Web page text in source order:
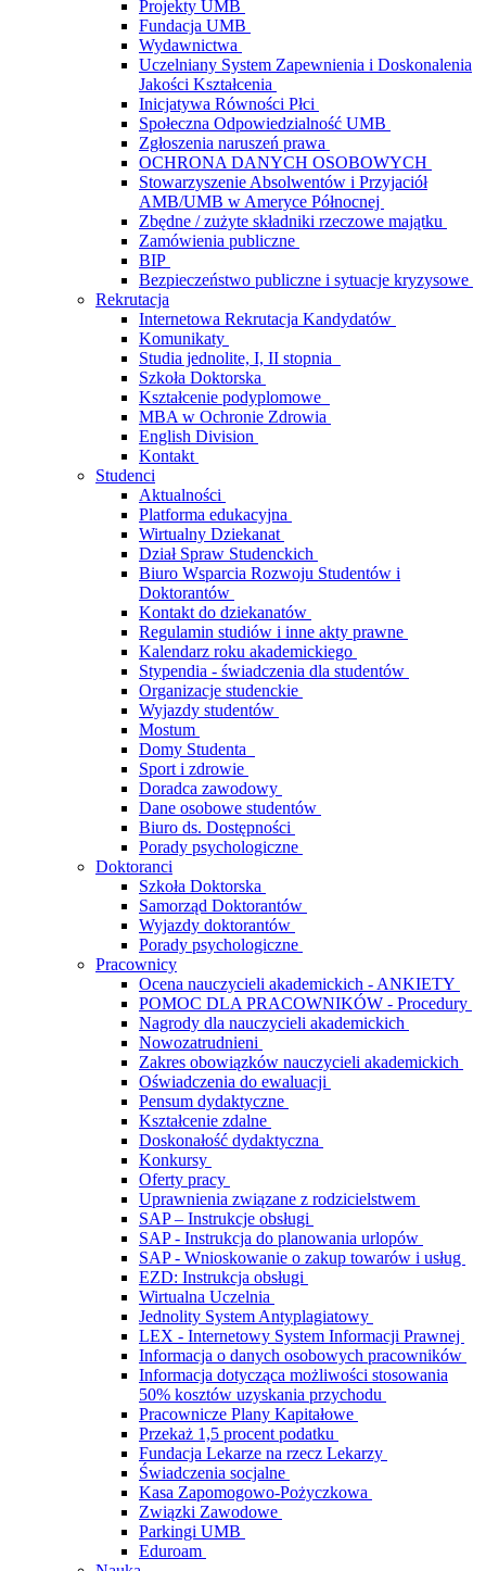
Projekty UMB
Fundacja UMB
Wydawnictwa
Uczelniany System Zapewnienia i Doskonalenia
Jakości Kształcenia
Inicjatywa Równości Płci
Społeczna Odpowiedzialność UMB
Zgłoszenia naruszeń prawa
OCHRONA DANYCH OSOBOWYCH
Stowarzyszenie Absolwentów i Przyjaciół
AMB/UMB w Ameryce Północnej
Zbędne / zużyte składniki rzeczowe majątku
Zamówienia publiczne
BIP
Bezpieczeństwo publiczne i sytuacje kryzysowe
Rekrutacja
Internetowa Rekrutacja Kandydatów
Komunikaty
Studia jednolite, I, II stopnia
Szkoła Doktorska
Kształcenie podyplomowe
MBA w Ochronie Zdrowia
English Division
Kontakt
Studenci
Aktualności
Platforma edukacyjna
Wirtualny Dziekanat
Dział Spraw Studenckich
Biuro Wsparcia Rozwoju Studentów i
Doktorantów
Kontakt do dziekanatów
Regulamin studiów i inne akty prawne
Kalendarz roku akademickiego
Stypendia - świadczenia dla studentów
Organizacje studenckie
Wyjazdy studentów
Mostum
Domy Studenta
Sport i zdrowie
Doradca zawodowy
Dane osobowe studentów
Biuro ds. Dostępności
Porady psychologiczne
Doktoranci
Szkoła Doktorska
Samorząd Doktorantów
Wyjazdy doktorantów
Porady psychologiczne
Pracownicy
Ocena nauczycieli akademickich - ANKIETY
POMOC DLA PRACOWNIKÓW - Procedury
Nagrody dla nauczycieli akademickich
Nowozatrudnieni
Zakres obowiązków nauczycieli akademickich
Oświadczenia do ewaluacji
Pensum dydaktyczne
Kształcenie zdalne
Doskonałość dydaktyczna
Konkursy
Oferty pracy
Uprawnienia związane z rodzicielstwem
SAP – Instrukcje obsługi
SAP - Instrukcja do planowania urlopów
SAP - Wnioskowanie o zakup towarów i usług
EZD: Instrukcja obsługi
Wirtualna Uczelnia
Jednolity System Antyplagiatowy
LEX - Internetowy System Informacji Prawnej
Informacja o danych osobowych pracowników
Informacja dotycząca możliwości stosowania
50% kosztów uzyskania przychodu
Pracownicze Plany Kapitałowe
Przekaż 1,5 procent podatku
Fundacja Lekarze na rzecz Lekarzy
Świadczenia socjalne
Kasa Zapomogowo-Pożyczkowa
Związki Zawodowe
Parkingi UMB
Eduroam